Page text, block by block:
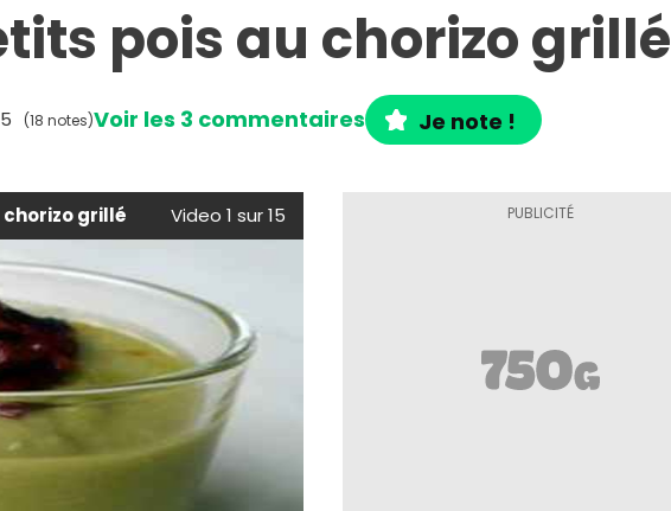
pois au chorizo grillé
(18 notes)Voir les 3 commentaires Je note !
grillé Video 1 sur 15